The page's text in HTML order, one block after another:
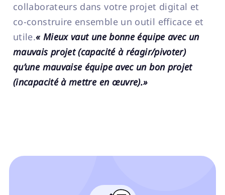
collaborateurs dans votre projet digital et
co-construire ensemble un outil efficace et
utile.« Mieux vaut une bonne équipe avec un
mauvais projet (capacité à réagir/pivoter)
qu’une mauvaise équipe avec un bon projet
(incapacité à mettre en œuvre).»